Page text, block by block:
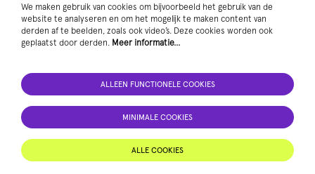
AANMELDEN NIEUWSBRIEF
We maken gebruik van cookies om bijvoorbeeld het gebruik van de
website te analyseren en om het mogelijk te maken content van
derden af te beelden, zoals ook video’s. Deze cookies worden ook
geplaatst door derden. Meer informatie…
ALLEEN FUNCTIONELE COOKIES
MINIMALE COOKIES
ALLE COOKIES